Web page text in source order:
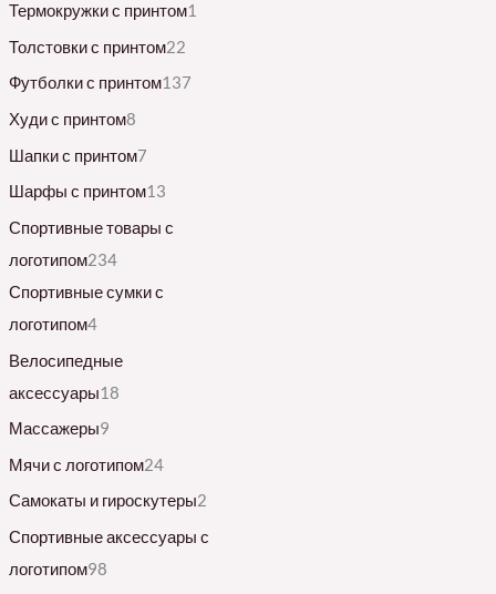
Термокружки с принтом1
Толстовки с принтом22
Футболки с принтом137
Худи с принтом8
Шапки с принтом7
Шарфы с принтом13
Спортивные товары с
логотипом234
Спортивные сумки с
логотипом4
Велосипедные
аксессуары18
Массажеры9
Мячи с логотипом24
Самокаты и гироскутеры2
Спортивные аксессуары с
логотипом98